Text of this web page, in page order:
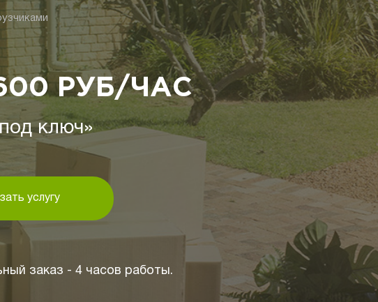
РУБ/ЧАС
ключ»
услугу
заказ - 4 часов работы.